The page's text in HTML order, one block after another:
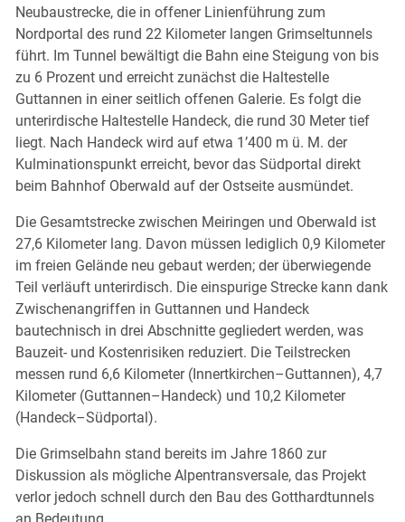
Neubaustrecke, die in offener Linienführung zum
Nordportal des rund 22 Kilometer langen Grimseltunnels
führt. Im Tunnel bewältigt die Bahn eine Steigung von bis
zu 6 Prozent und erreicht zunächst die Haltestelle
Guttannen in einer seitlich offenen Galerie. Es folgt die
unterirdische Haltestelle Handeck, die rund 30 Meter tief
liegt. Nach Handeck wird auf etwa 1’400 m ü. M. der
Kulminationspunkt erreicht, bevor das Südportal direkt
beim Bahnhof Oberwald auf der Ostseite ausmündet.
Die Gesamtstrecke zwischen Meiringen und Oberwald ist
27,6 Kilometer lang. Davon müssen lediglich 0,9 Kilometer
im freien Gelände neu gebaut werden; der überwiegende
Teil verläuft unterirdisch. Die einspurige Strecke kann dank
Zwischenangriffen in Guttannen und Handeck
bautechnisch in drei Abschnitte gegliedert werden, was
Bauzeit- und Kostenrisiken reduziert. Die Teilstrecken
messen rund 6,6 Kilometer (Innertkirchen–Guttannen), 4,7
Kilometer (Guttannen–Handeck) und 10,2 Kilometer
(Handeck–Südportal).
Die Grimselbahn stand bereits im Jahre 1860 zur
Diskussion als mögliche Alpentransversale, das Projekt
verlor jedoch schnell durch den Bau des Gotthardtunnels